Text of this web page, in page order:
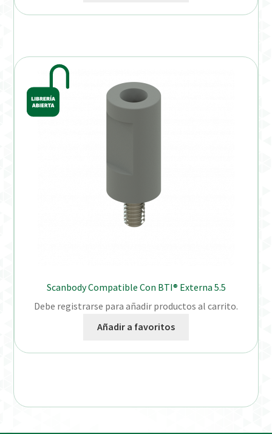
Scanbody Compatible Con BTI® Externa 5.5
Debe registrarse para añadir productos al carrito.
Añadir a favoritos